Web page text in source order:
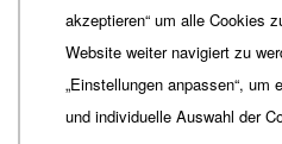
akzeptieren“ um alle Cookies
Website weiter navigiert zu
„Einstellungen anpassen“, um
und individuelle Auswahl der